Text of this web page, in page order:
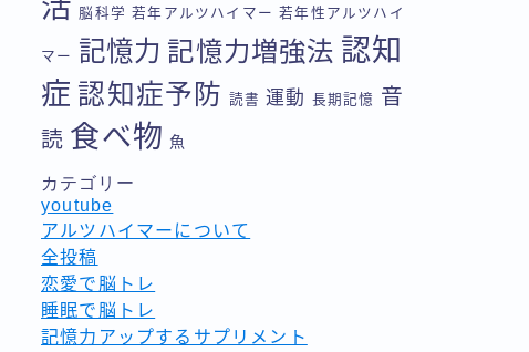
脳科学 若年アルツハイマー 若年性アルツハイ
マー 記憶力 記憶力増強法 認知
症 認知症予防 読書 運動 長期記憶
音
読 食べ物 魚
カテゴリー
youtube
アルツハイマーについて
全投稿
恋愛で脳トレ
睡眠で脳トレ
記憶力アップするサプリメント